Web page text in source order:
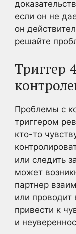
если он не
он
решайте
Триггер
Проблемы с
триггером
кто-то
или следить
может
партнер
или
привести к
и